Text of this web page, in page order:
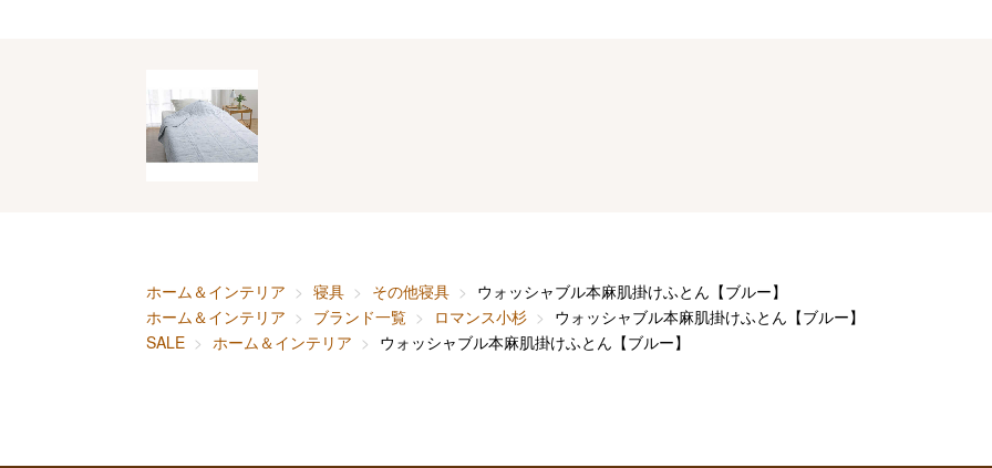
ホーム＆インテリア 寝具 その他寝具
ウォッシャブル本麻肌掛けふとん【ブルー】
ホーム＆インテリア
ブランド一覧 ロマンス小杉
ウォッシャブル本麻肌掛けふとん【ブルー】
SALE
ホーム＆インテリア ウォッシャブル本麻肌掛けふとん【ブルー】